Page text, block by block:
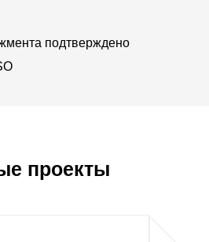
подтверждено
проекты